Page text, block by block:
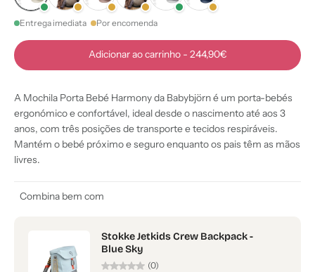
Entrega imediata Por encomenda
Adicionar ao carrinho - 244,90€
A Mochila Porta Bebé Harmony da Babybjörn é um porta-bebés
ergonómico e confortável, ideal desde o nascimento até aos 3
anos, com três posições de transporte e tecidos respiráveis.
Mantém o bebé próximo e seguro enquanto os pais têm as mãos
livres.
Combina bem com
Stokke Jetkids Crew Backpack -
Blue Sky
(0)